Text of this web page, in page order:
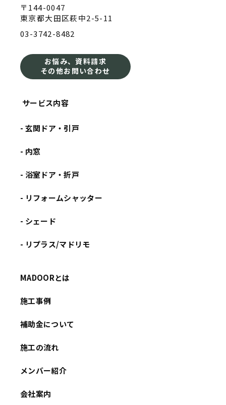
〒144-0047
東京都大田区萩中2-5-11
03-3742-8482
お悩み、資料請求
その他お問い合わせ
サービス内容
- 玄関ドア・引戸
- 内窓
- 浴室ドア・折戸
- リフォームシャッター
- シェード
- リプラス/マドリモ
MADOORとは
施工事例
補助金について
施工の流れ
メンバー紹介
会社案内